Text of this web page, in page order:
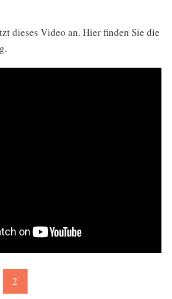
dieses Video an. Hier finden Sie die
2